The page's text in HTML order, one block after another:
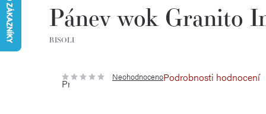
Pánev wok Granito
RISOLI
Průměrné
hodnocení
NeohodnocenoPodrobnosti hodnocení